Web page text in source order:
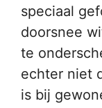
speciaal
doorsnee
te
echter niet
is bij